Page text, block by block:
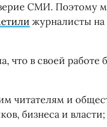
СМИ. Поэтому
журналисты на
что в своей работе
читателям и
бизнеса и власти;